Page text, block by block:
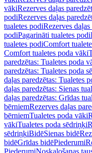
vākiRezerves daļas
podiRezerves daļas
tualetes podiRezerves
podiPagarināti tualetes podi
tualetes podiComfort
Comfort tualetes poda vāki
paredzētas: Tualetes poda
paredzētas: Tualetes poda
daļas paredzētas: Tualetes
daļas paredzētas: Sienas
daļas paredzētas: Grīdas
bērniemRezerves daļas
bērniemTualetes poda vāki
vākiTualetes poda sēdriņķi
sēdriņķiBidēSienas bidē
bidēGrīdas bidēPiederumi
PiederumiNoskalošanas